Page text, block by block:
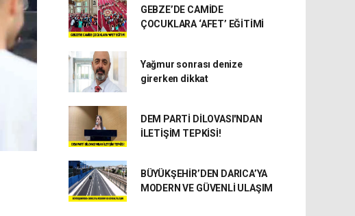
GEBZE’DE CAMİDE
ÇOCUKLARA ‘AFET’ EĞİTİMİ
Yağmur sonrası denize
girerken dikkat
DEM PARTİ DİLOVASI'NDAN
İLETİŞİM TEPKİSİ!
BÜYÜKŞEHİR’DEN DARICA’YA
MODERN VE GÜVENLİ ULAŞIM